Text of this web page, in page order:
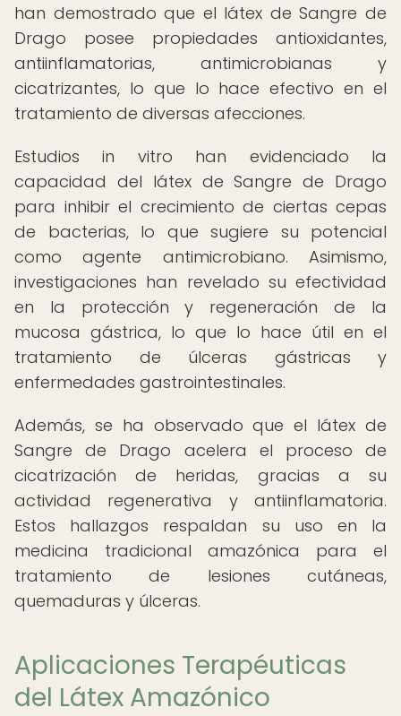
han demostrado que el látex de Sangre de
Drago posee propiedades antioxidantes,
antiinflamatorias, antimicrobianas y
cicatrizantes, lo que lo hace efectivo en el
tratamiento de diversas afecciones.
Estudios in vitro han evidenciado la
capacidad del látex de Sangre de Drago
para inhibir el crecimiento de ciertas cepas
de bacterias, lo que sugiere su potencial
como agente antimicrobiano. Asimismo,
investigaciones han revelado su efectividad
en la protección y regeneración de la
mucosa gástrica, lo que lo hace útil en el
tratamiento de úlceras gástricas y
enfermedades gastrointestinales.
Además, se ha observado que el látex de
Sangre de Drago acelera el proceso de
cicatrización de heridas, gracias a su
actividad regenerativa y antiinflamatoria.
Estos hallazgos respaldan su uso en la
medicina tradicional amazónica para el
tratamiento de lesiones cutáneas,
quemaduras y úlceras.
Aplicaciones Terapéuticas
del Látex Amazónico